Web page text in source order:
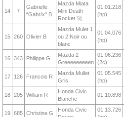
14 7
Gabrielle
“Gabr/x” B
Mazda Miata
Mini Death
Rocket 🚀
01:01.218
(hp)
15 260 Olivier B
Mazda Mulet 1
ou 2 Noir ou
blanc
01:04.076
(hp)
16 343 Philippe G
Mazda 2
Greeeeeeeeen
01:06.236
(2c)
17 126 Francois R
Mazda Mullet
Gris
01:05.545
(hp)
18 205 William R
Honda Civic
Blanche
01:10.898
19 685 Christine G
Honda Civic
01:13.726